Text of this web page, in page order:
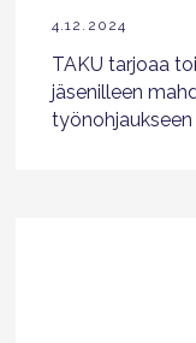
4.12.2024
TAKU tarjoaa
jäsenilleen